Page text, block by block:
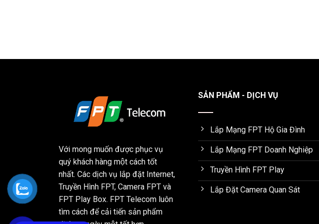
Với mong muốn được phục vụ
quý khách hàng một cách tốt
nhất. Các dịch vụ lắp đặt Internet,
Truyền Hình FPT, Camera FPT và
FPT Play Box. FPT Telecom luôn
tìm cách để cải tiến sản phẩm
SẢN PHẨM - DỊCH VỤ
Lắp Mạng FPT Hộ Gia Đình
Lắp Mạng FPT Doanh Nghiệp
Truyền Hình FPT Play
Lắp Đặt Camera Quan Sát